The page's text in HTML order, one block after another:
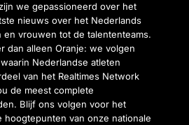
we gepassioneerd over het
nieuws over het Nederlands
en vrouwen tot de talententeams.
dan alleen Oranje: we volgen
Nederlandse atleten
van het Realtimes Network
de meest complete
Blijf ons volgen voor het
hoogtepunten van onze nationale